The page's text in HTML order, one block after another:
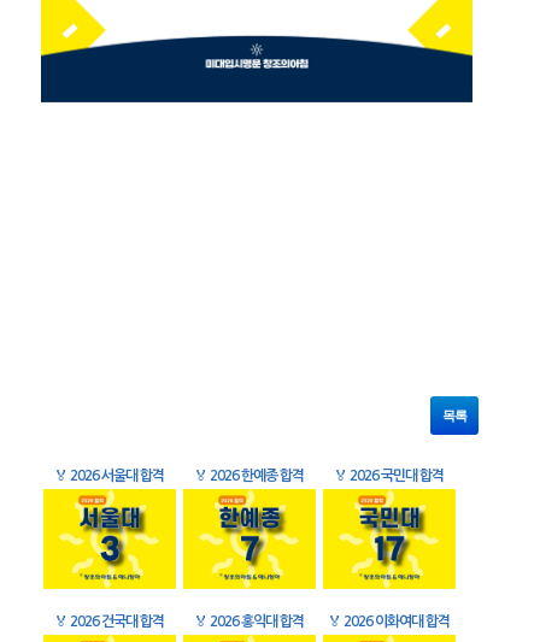
목록
🏅 2026 서울대 합격 🏅 2026 한예종 합격 🏅 2026 국민대 합격
🏅 2026 건국대 합격 🏅 2026 홍익대 합격 🏅 2026 이화여대 합격